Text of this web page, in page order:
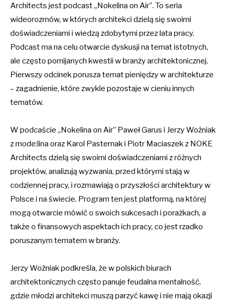
Architects jest podcast „Nokelina on Air”. To seria
wideorozmów, w których architekci dzielą się swoimi
doświadczeniami i wiedzą zdobytymi przez lata pracy.
Podcast ma na celu otwarcie dyskusji na temat istotnych,
ale często pomijanych kwestii w branży architektonicznej.
Pierwszy odcinek porusza temat pieniędzy w architekturze
– zagadnienie, które zwykle pozostaje w cieniu innych
tematów.
W podcaście „Nokelina on Air” Paweł Garus i Jerzy Woźniak
z mode:lina oraz Karol Pasternak i Piotr Maciaszek z NOKE
Architects dzielą się swoimi doświadczeniami z różnych
projektów, analizują wyzwania, przed którymi stają w
codziennej pracy, i rozmawiają o przyszłości architektury w
Polsce i na świecie. Program ten jest platformą, na której
mogą otwarcie mówić o swoich sukcesach i porażkach, a
także o finansowych aspektach ich pracy, co jest rzadko
poruszanym tematem w branży.
Jerzy Woźniak podkreśla, że w polskich biurach
architektonicznych często panuje feudalna mentalność,
gdzie młodzi architekci muszą parzyć kawę i nie mają okazji